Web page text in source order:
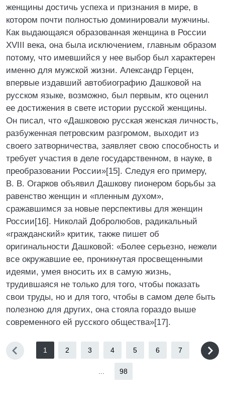
женщины достичь успеха и признания в мире, в
котором почти полностью доминировали мужчины.
Как выдающаяся образованная женщина в России
XVIII века, она была исключением, главным образом
потому, что имевшийся у нее выбор был характерен
именно для мужской жизни. Александр Герцен,
впервые издавший автобиографию Дашковой на
русском языке, возможно, был первым, кто оценил
ее достижения в свете истории русской женщины.
Он писал, что «Дашковою русская женская личность,
разбуженная петровским разгромом, выходит из
своего затворничества, заявляет свою способность и
требует участия в деле государственном, в науке, в
преобразовании России»[15]. Следуя его примеру,
В. В. Огарков объявил Дашкову пионером борьбы за
равенство женщин и «пленным духом»,
сражавшимся за новые перспективы для женщин
России[16]. Николай Добролюбов, радикальный
«гражданский» критик, также пишет об
оригинальности Дашковой: «Более серьезно, нежели
все окружавшие ее, проникнутая просвещенными
идеями, умея вносить их в самую жизнь,
трудившаяся не только для того, чтобы показать
свои труды, но и для того, чтобы в самом деле быть
полезною для других, она стояла гораздо выше
современного ей русского общества»[17].
1 2 3 4 5 6 7
98